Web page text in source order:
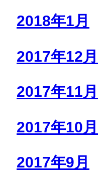
2018年1月
2017年12月
2017年11月
2017年10月
2017年9月